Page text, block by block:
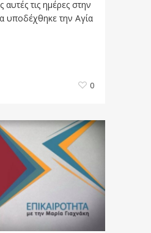
τις ημέρες στην
υποδέχθηκε την Αγία
0